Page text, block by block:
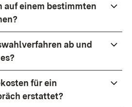
auf einem bestimmten
ab und
für ein
erstattet?